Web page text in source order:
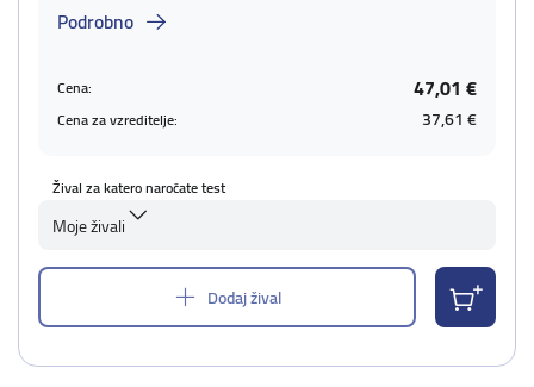
Podrobno
Cena: 47,01 €
Cena za vzreditelje: 37,61 €
Žival za katero naročate test
Moje živali
Dodaj žival